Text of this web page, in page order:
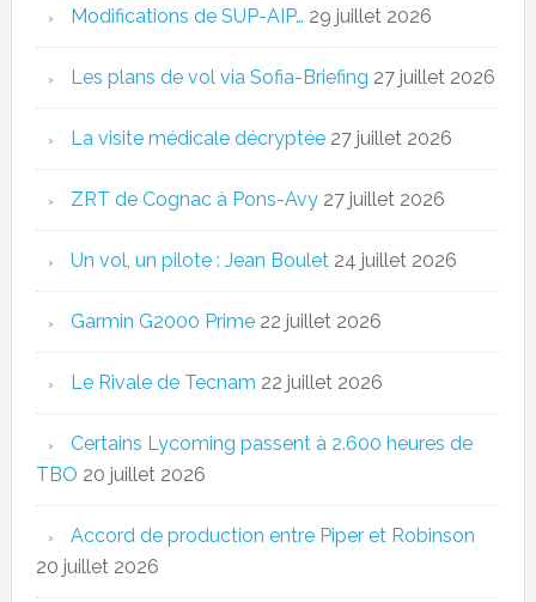
Modifications de SUP-AIP… 29 juillet 2026
Les plans de vol via Sofia-Briefing 27 juillet 2026
La visite médicale décryptée 27 juillet 2026
ZRT de Cognac à Pons-Avy 27 juillet 2026
Un vol, un pilote : Jean Boulet 24 juillet 2026
Garmin G2000 Prime 22 juillet 2026
Le Rivale de Tecnam 22 juillet 2026
Certains Lycoming passent à 2.600 heures de
TBO 20 juillet 2026
Accord de production entre Piper et Robinson
20 juillet 2026